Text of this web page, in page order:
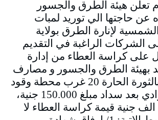
تعلن هيئة الطرق والجسور
عن حاجتها الي توريد لمبات
لإنارة الطرق بولاية
الشركات الراغبة في التقديم
على كراسة العطاء من إدارة
بهيئة الطرق والجسور و مصارف
المياه بمقرها بالثورة الحارة 20 غرب محطة وقود
النيل شارع الوادي بعد سداد مبلغ 150.000 جنية،
جنية قيمة كراسة العطاء لا